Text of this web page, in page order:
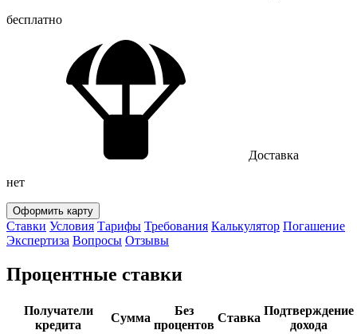
бесплатно
Доставка
нет
Оформить карту
Ставки Условия Тарифы Требования Калькулятор Погашение
Экспертиза Вопросы Отзывы
Процентные ставки
Получатели
кредита
Сумма
Без
процентов
Ставка
Подтверждение
дохода